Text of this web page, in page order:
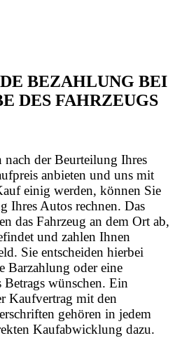
BEZAHLUNG BEI
DES FAHRZEUGS
der Beurteilung Ihres
anbieten und uns mit
einig werden, können Sie
Ihres Autos rechnen. Das
das Fahrzeug an dem Ort ab,
und zahlen Ihnen
Sie entscheiden hierbei
Barzahlung oder eine
Betrags wünschen. Ein
Kaufvertrag mit den
gehören in jedem
Kaufabwicklung dazu.